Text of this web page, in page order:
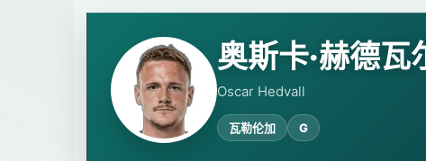
奥斯卡·赫德瓦
Oscar Hedvall
瓦勒伦加 G